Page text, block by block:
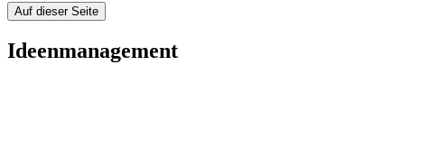
Auf dieser Seite
Ideenmanagement